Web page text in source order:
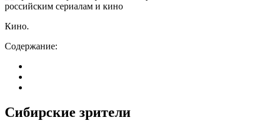
Кино.
Содержание:
Сибирские зрители